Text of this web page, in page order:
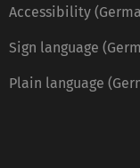
Accessibility
Sign language
Plain language